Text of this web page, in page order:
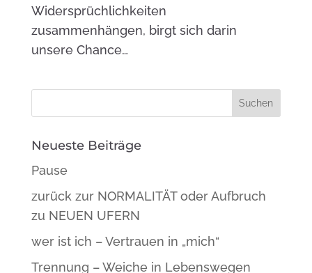
Widersprüchlichkeiten
zusammenhängen, birgt sich darin
unsere Chance…
Neueste Beiträge
Pause
zurück zur NORMALITÄT oder Aufbruch
zu NEUEN UFERN
wer ist ich – Vertrauen in „mich“
Trennung – Weiche in Lebenswegen